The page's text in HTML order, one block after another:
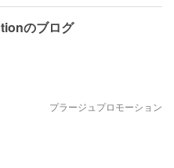
のブログ
プラージュプロモーション